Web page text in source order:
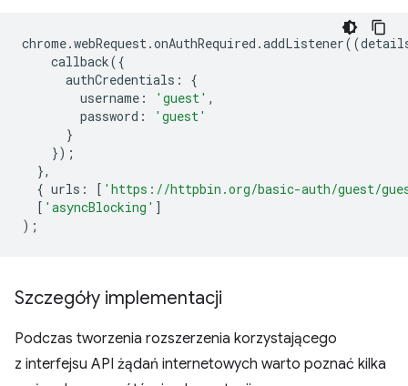
chrome.webRequest.onAuthRequired .addListener((
callback({
authCredentials :
{
username : 'guest' ,
password :
'guest'
}
});
},
{ urls : [ 'https://httpbin.org/basic-auth/guest/
[ 'asyncBlocking' ]
);
Szczegóły implementacji
Podczas tworzenia rozszerzenia korzystającego
z interfejsu API żądań internetowych warto poznać kilka